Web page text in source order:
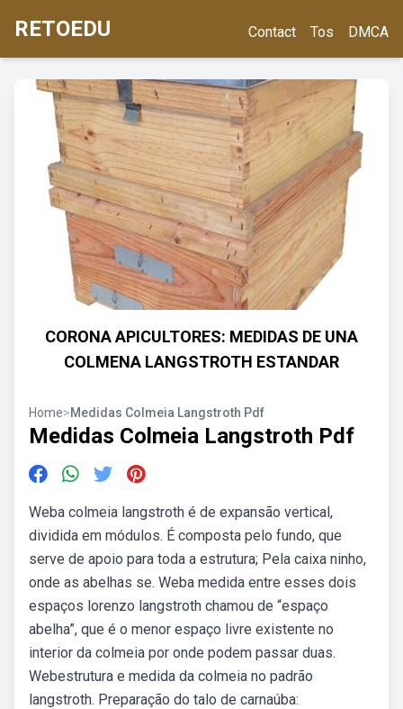
RETOEDU Contact Tos DMCA
CORONA APICULTORES: MEDIDAS DE UNA
COLMENA LANGSTROTH ESTANDAR
Home>Medidas Colmeia Langstroth Pdf
Medidas Colmeia Langstroth Pdf
Weba colmeia langstroth é de expansão vertical,
dividida em módulos. É composta pelo fundo, que
serve de apoio para toda a estrutura; Pela caixa ninho,
onde as abelhas se. Weba medida entre esses dois
espaços lorenzo langstroth chamou de “espaço
abelha”, que é o menor espaço livre existente no
interior da colmeia por onde podem passar duas.
Webestrutura e medida da colmeia no padrão
langstroth. Preparação do talo de carnaúba: